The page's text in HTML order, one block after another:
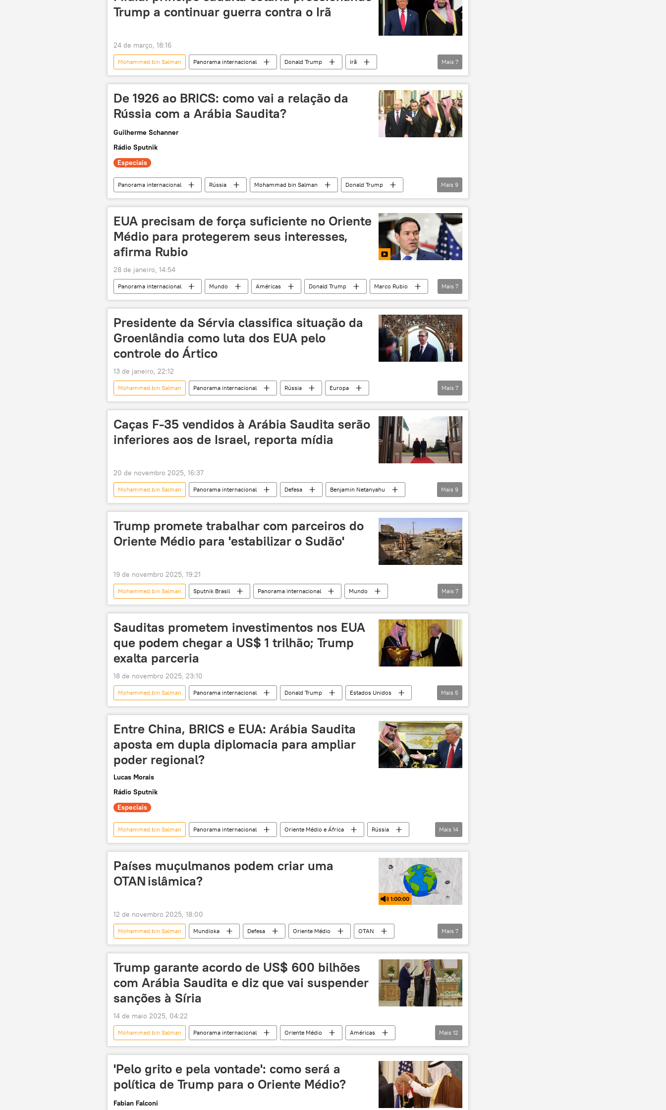
Trump a continuar guerra contra o Irã
24 de março, 18:16
Mohammed bin Salman Panorama internacional Donald Trump
Irã
Estados Unidos
Teerã Arábia Saudita EUA
Américas
Mais 7
De 1926 ao BRICS: como vai a relação da
Rússia com a Arábia Saudita?
Guilherme Schanner
Rádio Sputnik
Especiais
Panorama internacional Rússia Mohammad bin Salman
Donald Trump
Arábia Saudita
Moscou Riad BRICS
União Soviética
transição energética
Mais 9
EUA precisam de força suficiente no Oriente
Médio para protegerem seus interesses,
afirma Rubio
28 de janeiro, 14:54
Panorama internacional Mundo Américas Donald Trump
Marco Rubio
Abbas Araqchi
Irã Oriente Médio Washington
Marinha dos EUA
Mais 7
Presidente da Sérvia classifica situação da
Groenlândia como luta dos EUA pelo
controle do Ártico
13 de janeiro, 22:12
Mohammed bin Salman Panorama internacional Rússia
Europa
Aleksandar Vucic
Donald Trump Groenlândia Estados Unidos
Irã
Mais 7
Caças F-35 vendidos à Arábia Saudita serão
inferiores aos de Israel, reporta mídia
20 de novembro 2025, 16:37
Mohammed bin Salman Panorama internacional Defesa
Benjamin Netanyahu
Donald Trump
Israel Estados Unidos Arábia Saudita
Oriente Médio
Mais 9
Trump promete trabalhar com parceiros do
Oriente Médio para 'estabilizar o Sudão'
19 de novembro 2025, 19:21
Mohammed bin Salman Sputnik Brasil Panorama internacional
Mundo
Donald Trump
Sudão Arábia Saudita
Emirados Árabes Unidos
Mais 7
Sauditas prometem investimentos nos EUA
que podem chegar a US$ 1 trilhão; Trump
exalta parceria
18 de novembro 2025, 23:10
Mohammed bin Salman Panorama internacional Donald Trump
Estados Unidos
Arábia Saudita
Riad OTAN
Organização do Tratado do Atlântico Norte
Mais 5
Entre China, BRICS e EUA: Arábia Saudita
aposta em dupla diplomacia para ampliar
poder regional?
Lucas Morais
Rádio Sputnik
Especiais
Mohammed bin Salman Panorama internacional Oriente Médio e África
Rússia
Donald Trump
Estados Unidos China Arábia Saudita
BRICS
cooperação econômica
Mundioka Oriente Médio
Mais 14
Países muçulmanos podem criar uma
OTAN islâmica?
1:00:00
12 de novembro 2025, 18:00
Mohammed bin Salman Mundioka Defesa Oriente Médio
OTAN
podcast
rádio mundo islâmico aliança militar
Shehbaz Sharif
Mais 7
Trump garante acordo de US$ 600 bilhões
com Arábia Saudita e diz que vai suspender
sanções à Síria
14 de maio 2025, 04:22
Mohammed bin Salman Panorama internacional Oriente Médio
Américas
Reuters
EUA Arábia Saudita Riad Washington
Donald Trump
Mais 12
'Pelo grito e pela vontade': como será a
política de Trump para o Oriente Médio?
Fabian Falconi